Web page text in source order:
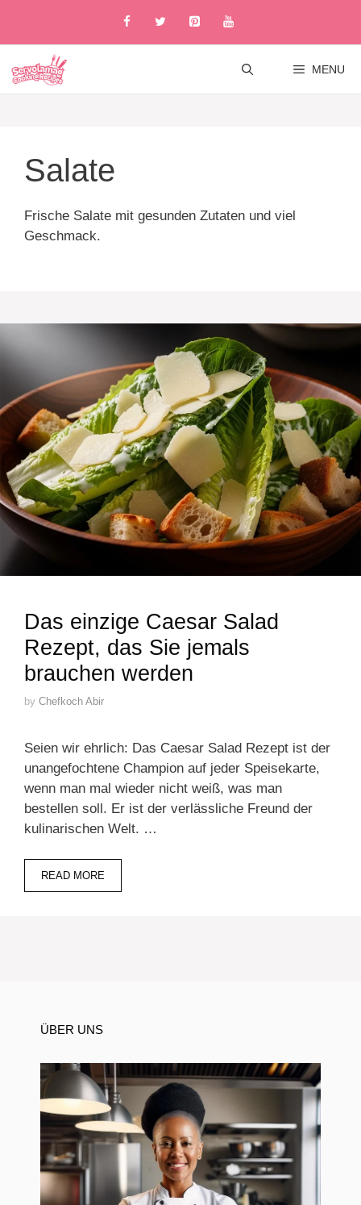
content
MENU
Salate
Frische Salate mit gesunden Zutaten und viel
Geschmack.
Das einzige Caesar Salad
Rezept, das Sie jemals
brauchen werden
by Chefkoch Abir
Seien wir ehrlich: Das Caesar Salad Rezept ist der
unangefochtene Champion auf jeder Speisekarte,
wenn man mal wieder nicht weiß, was man
bestellen soll. Er ist der verlässliche Freund der
kulinarischen Welt. …
READ MORE
ÜBER UNS